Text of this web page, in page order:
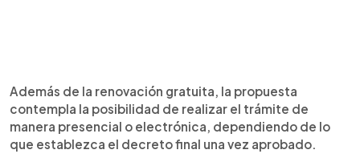
Además de la renovación gratuita, la propuesta
contempla la posibilidad de realizar el trámite de
manera presencial o electrónica, dependiendo de lo
que establezca el decreto final una vez aprobado.